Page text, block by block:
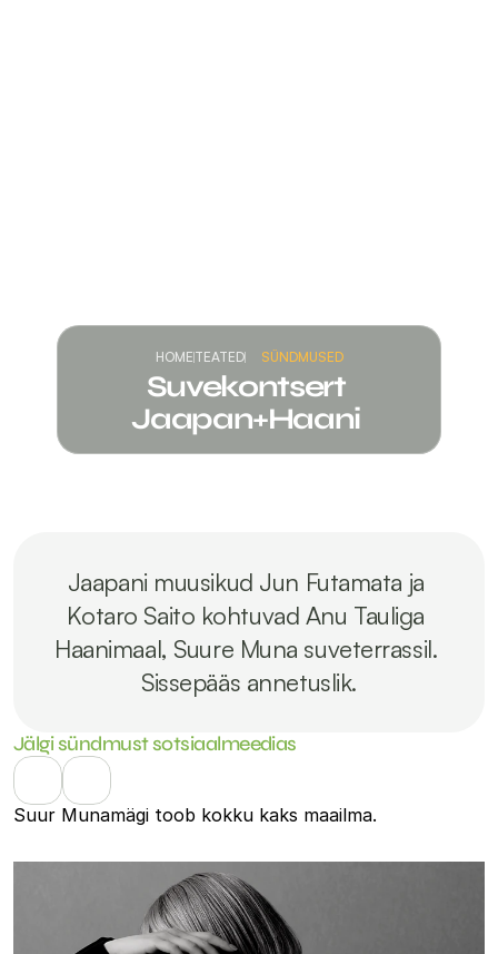
HOMETEATED SÜNDMUSED
Suvekontsert
Jaapan+Haani
Jaapani muusikud Jun Futamata ja
Kotaro Saito kohtuvad Anu Tauliga
Haanimaal, Suure Muna suveterrassil.
Sissepääs annetuslik.
Jälgi sündmust sotsiaalmeedias
Suur Munamägi toob kokku kaks maailma.